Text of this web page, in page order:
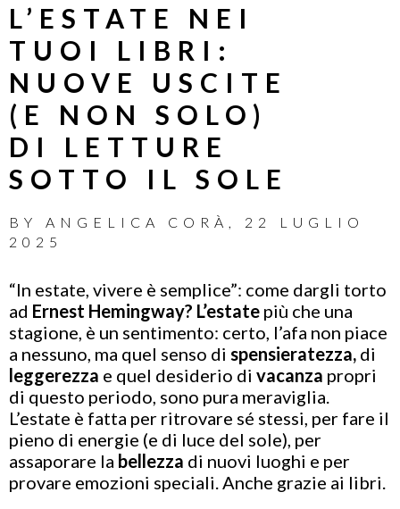
L’ESTATE NEI
TUOI LIBRI:
NUOVE USCITE
(E NON SOLO)
DI LETTURE
SOTTO IL SOLE
BY ANGELICA CORÀ
22 LUGLIO
2025
“In estate, vivere è semplice”: come dargli torto
ad Ernest Hemingway? L’estate più che una
stagione, è un sentimento: certo, l’afa non piace
a nessuno, ma quel senso di spensieratezza, di
leggerezza e quel desiderio di vacanza propri
di questo periodo, sono pura meraviglia.
L’estate è fatta per ritrovare sé stessi, per fare il
pieno di energie (e di luce del sole), per
assaporare la bellezza di nuovi luoghi e per
provare emozioni speciali. Anche grazie ai libri.